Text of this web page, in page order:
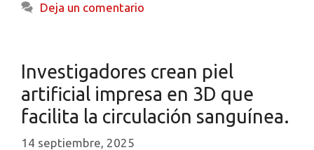
Deja un comentario
Investigadores crean piel
artificial impresa en 3D que
facilita la circulación sanguínea.
14 septiembre, 2025